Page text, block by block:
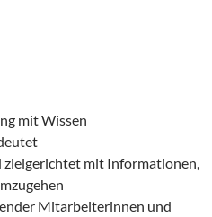
mit Wissen
mit Informationen,
Mitarbeiterinnen und